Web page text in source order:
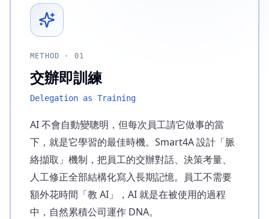
METHOD · 01
交辦即訓練
Delegation as Training
AI 不會自動變聰明，但每次員工請它做事的當
下，就是它學習的最佳時機。Smart4A 設計「脈
絡擷取」機制，把員工的交辦對話、決策考量、
人工修正全部結構化寫入長期記憶。員工不需要
額外花時間「教 AI」，AI 就是在被使用的過程
中，自然累積公司運作 DNA。